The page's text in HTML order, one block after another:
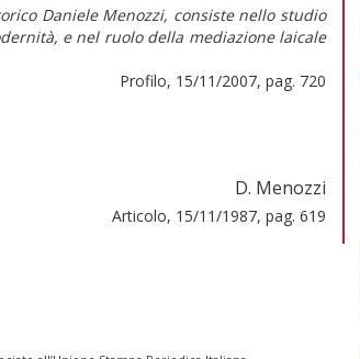
Daniele Menozzi, consiste nello studio
e nel ruolo della mediazione laicale
Profilo, 15/11/2007, pag. 720
D. Menozzi
Articolo, 15/11/1987, pag. 619